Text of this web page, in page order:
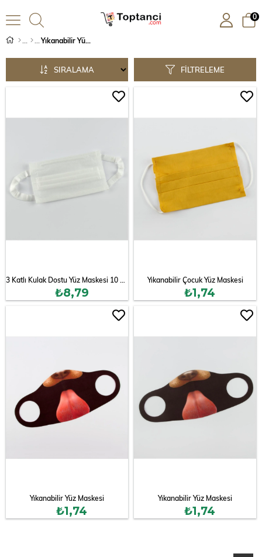
0
Yıkanabilir Yüz Maskeleri
FILTRELEME
SIRALAMA
₺8,79
Yıkanabilir Çocuk Yüz Maskesi
₺1,74
Yıkanabilir Yüz Maskesi
₺1,74
Yıkanabilir Yüz Maskesi
₺1,74